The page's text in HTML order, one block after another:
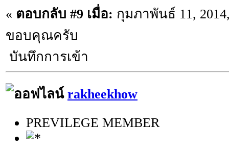
« ตอบกลับ #9 เมื่อ: กุมภาพันธ์ 11,
ขอบคุณครับ
บันทึกการเข้า
rakheekhow
PREVILEGE MEMBER